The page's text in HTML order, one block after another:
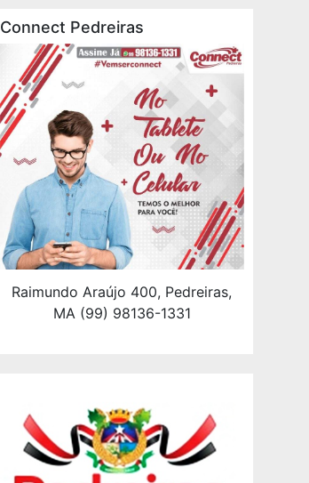
Connect Pedreiras
Raimundo Araújo 400, Pedreiras,
MA (99) 98136-1331